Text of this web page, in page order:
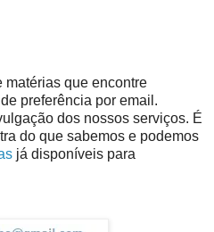
matérias que encontre
de preferência por email.
dos nossos serviços. É
do que sabemos e podemos
já disponíveis para